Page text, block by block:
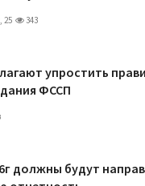
25 343
упростить
ФССП
должны будут